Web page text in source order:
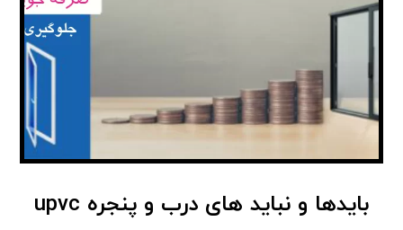
بایدها و نباید های درب و پنجره upvc